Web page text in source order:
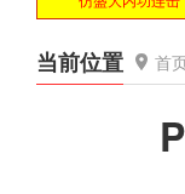
当前位置 首